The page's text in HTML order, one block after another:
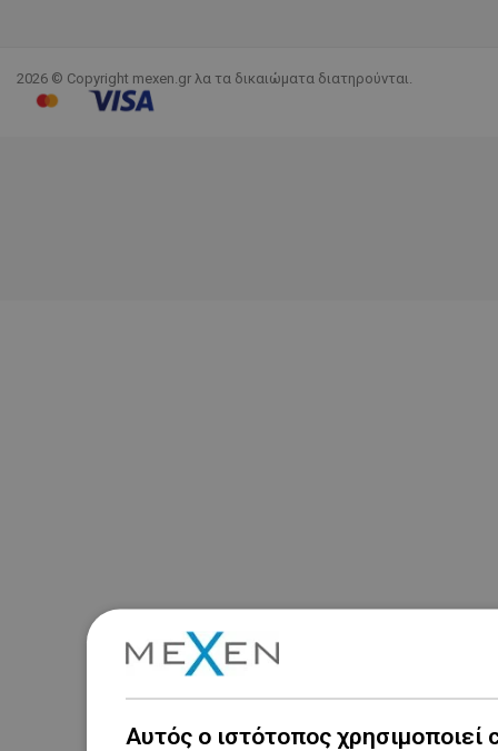
2026 © Copyright mexen.gr λα τα δικαιώματα διατηρούνται.
Αυτός ο ιστότοπος χρησιμοποιεί